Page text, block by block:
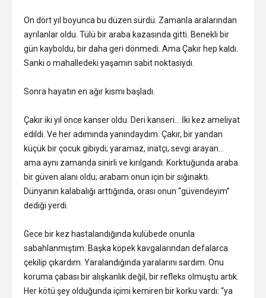
On dört yıl boyunca bu düzen sürdü. Zamanla aralarından
ayrılanlar oldu. Tülü bir araba kazasında gitti. Benekli bir
gün kayboldu, bir daha geri dönmedi. Ama Çakır hep kaldı.
Sanki o mahalledeki yaşamın sabit noktasıydı.
Sonra hayatın en ağır kısmı başladı.
Çakır iki yıl önce kanser oldu. Deri kanseri… İki kez ameliyat
edildi. Ve her adımında yanındaydım. Çakır, bir yandan
küçük bir çocuk gibiydi; yaramaz, inatçı, sevgi arayan…
ama aynı zamanda sinirli ve kırılgandı. Korktuğunda araba
bir güven alanı oldu; arabam onun için bir sığınaktı.
Dünyanın kalabalığı arttığında, orası onun “güvendeyim”
dediği yerdi.
Gece bir kez hastalandığında kulübede onunla
sabahlanmıştım. Başka köpek kavgalarından defalarca
çekilip çıkardım. Yaralandığında yaralarını sardım. Onu
koruma çabası bir alışkanlık değil, bir refleks olmuştu artık.
Her kötü şey olduğunda içimi kemiren bir korku vardı: “ya